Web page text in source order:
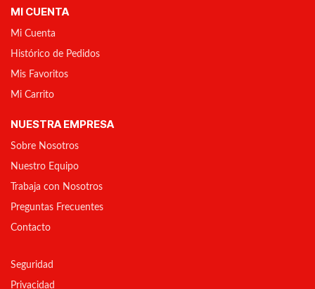
MI CUENTA
Mi Cuenta
Histórico de Pedidos
Mis Favoritos
Mi Carrito
NUESTRA EMPRESA
Sobre Nosotros
Nuestro Equipo
Trabaja con Nosotros
Preguntas Frecuentes
Contacto
Seguridad
Privacidad